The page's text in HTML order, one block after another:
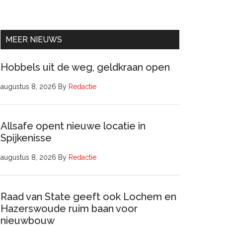
Commissarissen
MEER NIEUWS
Hobbels uit de weg, geldkraan open
augustus 8, 2026 By Redactie
Allsafe opent nieuwe locatie in
Spijkenisse
augustus 8, 2026 By Redactie
Raad van State geeft ook Lochem en
Hazerswoude ruim baan voor
nieuwbouw